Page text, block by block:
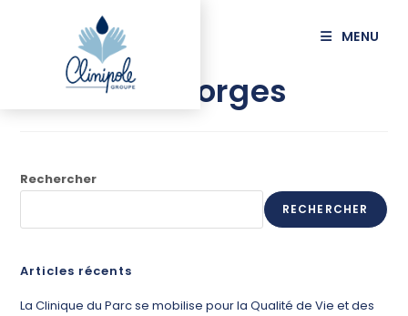
MENU
BRUNAT Georges
Rechercher
RECHERCHER
Articles récents
La Clinique du Parc se mobilise pour la Qualité de Vie et des